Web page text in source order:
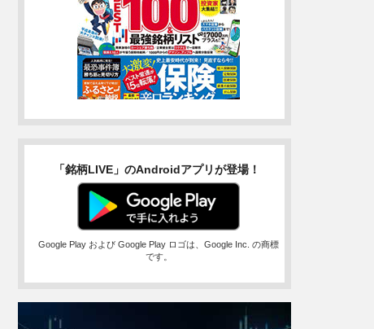
「銘柄LIVE」のAndroidアプリが登場！
Google Play および Google Play ロゴは、Google Inc. の商標
です。